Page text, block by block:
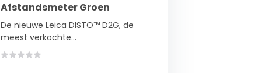
Afstandsmeter Groen
De nieuwe Leica DISTO™ D2G, de
meest verkochte...